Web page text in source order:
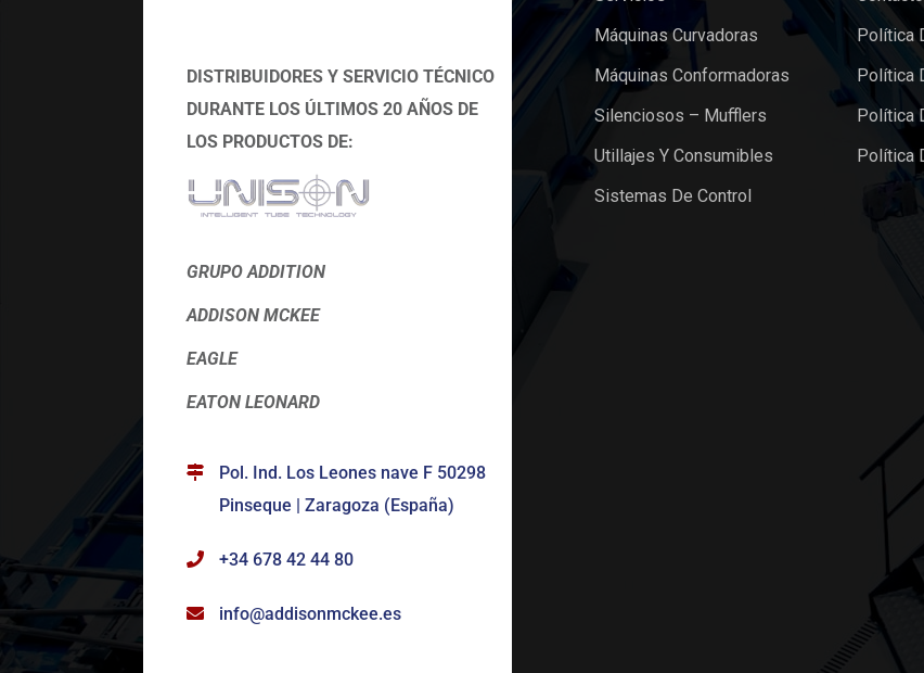
DISTRIBUIDORES Y SERVICIO TÉCNICO
DURANTE LOS ÚLTIMOS 20 AÑOS DE
LOS PRODUCTOS DE:
GRUPO ADDITION
ADDISON MCKEE
EAGLE
EATON LEONARD
Pol. Ind. Los Leones nave F 50298
Pinseque | Zaragoza (España)
+34 678 42 44 80
info@addisonmckee.es
Máquinas Curvadoras
Máquinas Conformadoras
Silenciosos – Mufflers
Utillajes Y Consumibles
Sistemas De Control
Política
Política
Política
Política